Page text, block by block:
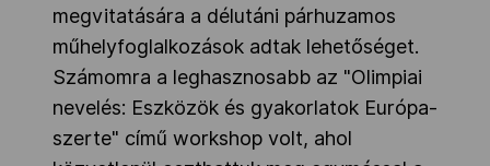
megvitatására a délutáni párhuzamos
műhelyfoglalkozások adtak lehetőséget.
Számomra a leghasznosabb az "Olimpiai
nevelés: Eszközök és gyakorlatok Európa-
szerte" című workshop volt, ahol